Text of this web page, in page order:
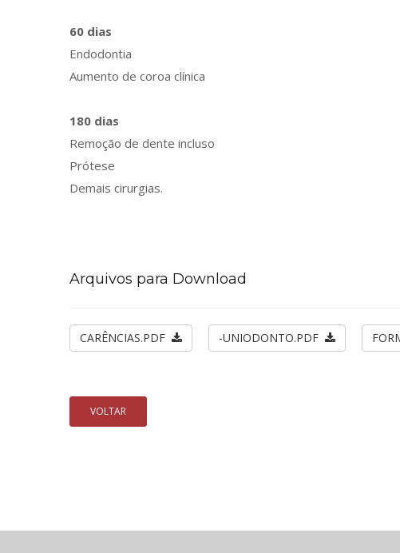
60 dias
Endodontia
Aumento de coroa clínica
180 dias
Remoção de dente incluso
Prótese
Demais cirurgias.
Arquivos para Download
CARÊNCIAS.PDF -UNIODONTO.PDF
VOLTAR